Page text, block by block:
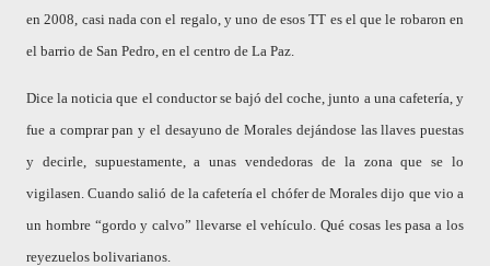
en 2008, casi nada con el regalo, y uno de esos TT es el que le robaron en
el barrio de San Pedro, en el centro de La Paz.
Dice la noticia que el conductor se bajó del coche, junto a una cafetería, y
fue a comprar pan y el desayuno de Morales dejándose las llaves puestas
y decirle, supuestamente, a unas vendedoras de la zona que se lo
vigilasen. Cuando salió de la cafetería el chófer de Morales dijo que vio a
un hombre “gordo y calvo” llevarse el vehículo. Qué cosas les pasa a los
reyezuelos bolivarianos.